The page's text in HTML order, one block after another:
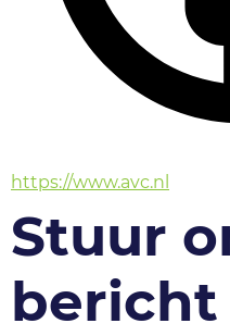
https://www.avc.nl
Stuur
bericht